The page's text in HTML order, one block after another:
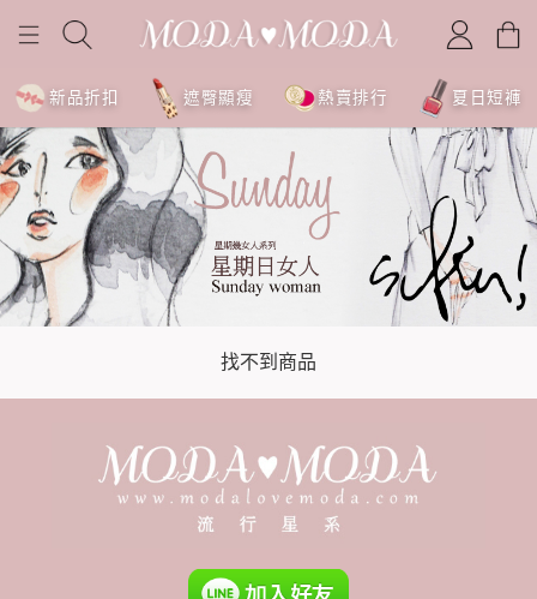
新品折扣 遮臀顯瘦 熱賣排行 夏日短褲
找不到商品